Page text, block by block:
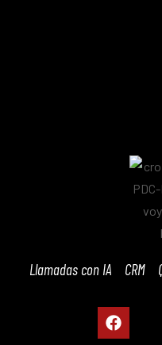
Llamadas con IA CRM